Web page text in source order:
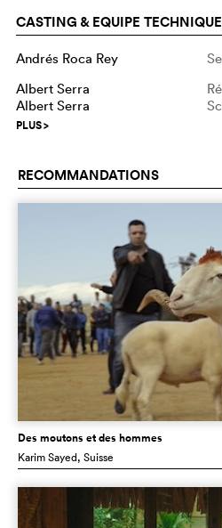
CASTING & EQUIPE TECHNIQUE
Andrés Roca Rey
Albert Serra
Albert Serra
PLUS>
RECOMMANDATIONS
Des moutons et des hommes
Karim Sayed, Suisse